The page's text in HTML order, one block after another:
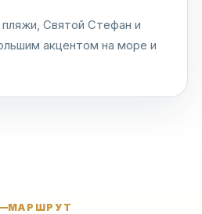
Святой Стефан и
акцентом на море и
МАРШРУТ